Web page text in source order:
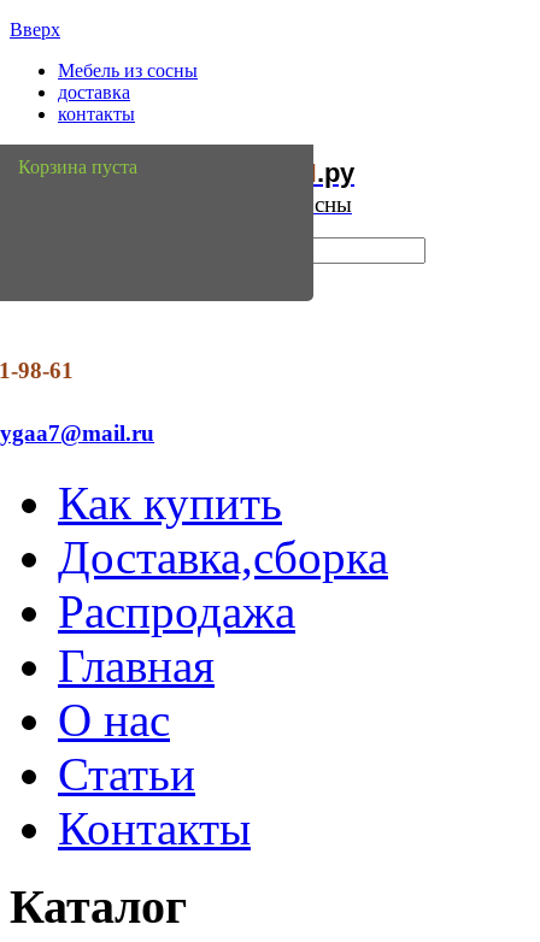
Вверх
Мебель из сосны
доставка
контакты
Мебель Сосны.ру
Интернет магазин мебели из сосны
98-61
Как купить
Доставка,сборка
Распродажа
Главная
О нас
Статьи
Контакты
Корзина пуста
Каталог